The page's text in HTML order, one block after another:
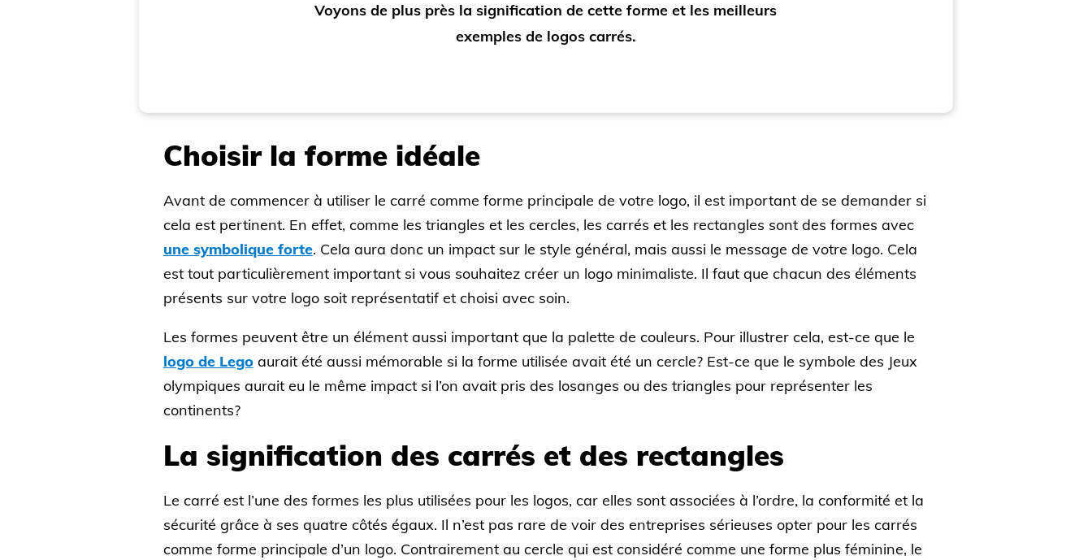
Voyons de plus près la signification de cette forme et les meilleurs
exemples de logos carrés.
Choisir la forme idéale
Avant de commencer à utiliser le carré comme forme principale de votre logo, il est important de se demander si
cela est pertinent. En effet, comme les triangles et les cercles, les carrés et les rectangles sont des formes avec
une symbolique forte. Cela aura donc un impact sur le style général, mais aussi le message de votre logo. Cela
est tout particulièrement important si vous souhaitez créer un logo minimaliste. Il faut que chacun des éléments
présents sur votre logo soit représentatif et choisi avec soin.
Les formes peuvent être un élément aussi important que la palette de couleurs. Pour illustrer cela, est-ce que le
logo de Legoaurait été aussi mémorable si la forme utilisée avait été un cercle? Est-ce que le symbole des Jeux
olympiques aurait eu le même impact si l’on avait pris des losanges ou des triangles pour représenter les
continents?
La signification des carrés et des rectangles
Le carré est l’une des formes les plus utilisées pour les logos, car elles sont associées à l’ordre, la conformité et la
sécurité grâce à ses quatre côtés égaux. Il n’est pas rare de voir des entreprises sérieuses opter pour les carrés
comme forme principale d’un logo. Contrairement au cercle qui est considéré comme une forme plus féminine, le